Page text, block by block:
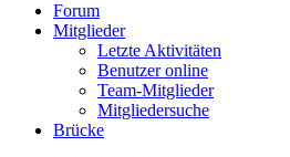
Forum
Mitglieder
Letzte Aktivitäten
Benutzer online
Team-Mitglieder
Mitgliedersuche
Brücke